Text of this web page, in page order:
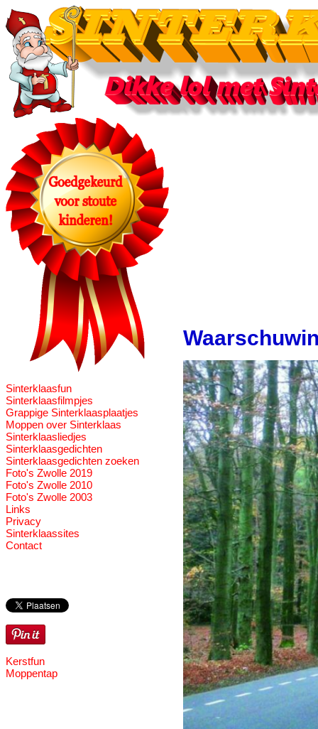
Sinterklaasfun
Sinterklaasfilmpjes
Grappige Sinterklaasplaatjes
Moppen over Sinterklaas
Sinterklaasliedjes
Sinterklaasgedichten
Sinterklaasgedichten zoeken
Foto's Zwolle 2019
Foto's Zwolle 2010
Foto's Zwolle 2003
Links
Privacy
Sinterklaassites
Contact
Kerstfun
Moppentap